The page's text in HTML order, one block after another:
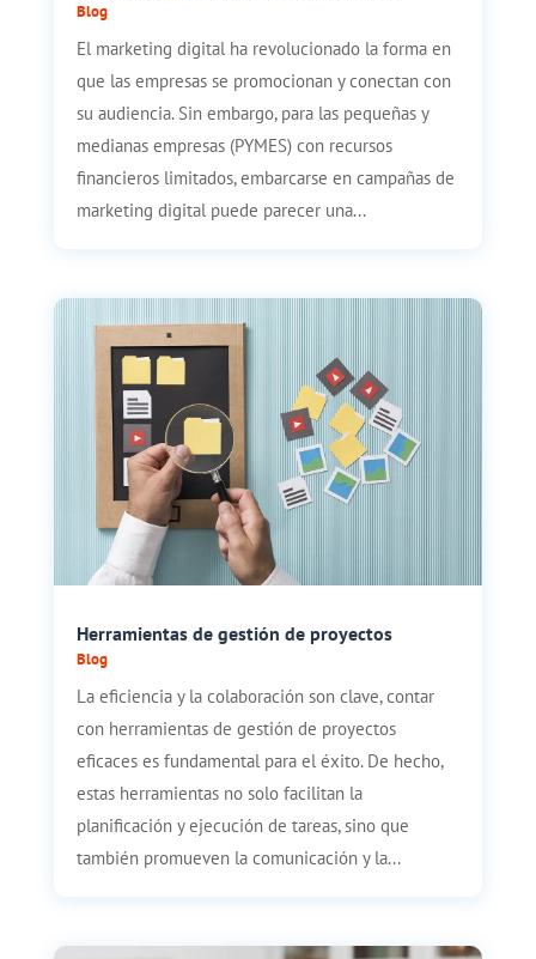
Blog
El marketing digital ha revolucionado la forma en
que las empresas se promocionan y conectan con
su audiencia. Sin embargo, para las pequeñas y
medianas empresas (PYMES) con recursos
financieros limitados, embarcarse en campañas de
marketing digital puede parecer una...
Herramientas de gestión de proyectos
Blog
La eficiencia y la colaboración son clave, contar
con herramientas de gestión de proyectos
eficaces es fundamental para el éxito. De hecho,
estas herramientas no solo facilitan la
planificación y ejecución de tareas, sino que
también promueven la comunicación y la...